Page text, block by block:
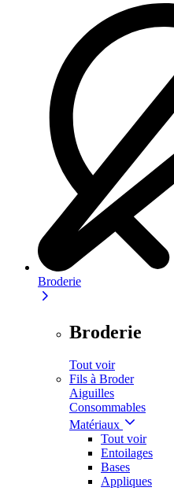
Broderie
Broderie
Tout voir
Fils à Broder
Aiguilles
Consommables
Matériaux
Tout voir
Entoilages
Bases
Appliques